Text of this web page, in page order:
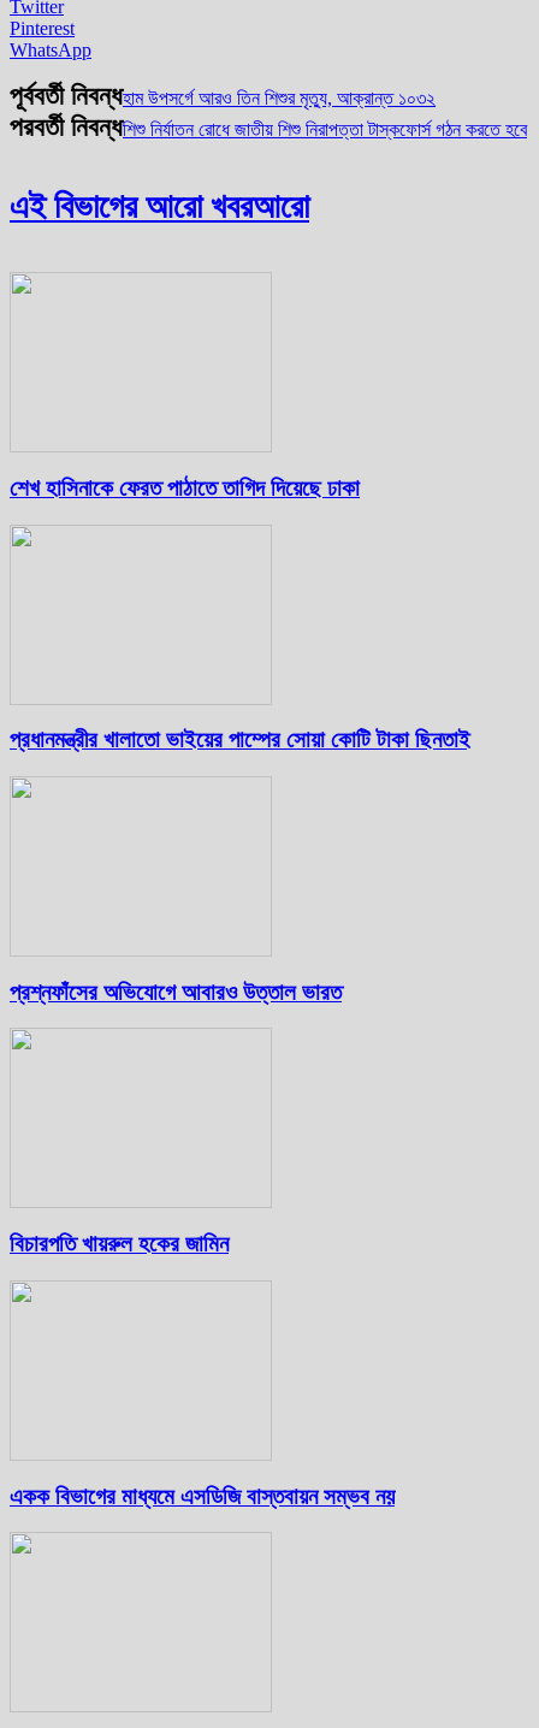
Twitter
Pinterest
WhatsApp
পূর্ববর্তী নিবন্ধহাম উপসর্গে আরও তিন শিশুর মৃত্যু, আক্রান্ত ১০৩২
পরবর্তী নিবন্ধশিশু নির্যাতন রোধে জাতীয় শিশু নিরাপত্তা টাস্কফোর্স গঠন করতে হবে
এই বিভাগের আরো খবরআরো
শেখ হাসিনাকে ফেরত পাঠাতে তাগিদ দিয়েছে ঢাকা
প্রধানমন্ত্রীর খালাতো ভাইয়ের পাম্পের সোয়া কোটি টাকা ছিনতাই
প্রশ্নফাঁসের অভিযোগে আবারও উত্তাল ভারত
বিচারপতি খায়রুল হকের জামিন
একক বিভাগের মাধ্যমে এসডিজি বাস্তবায়ন সম্ভব নয়